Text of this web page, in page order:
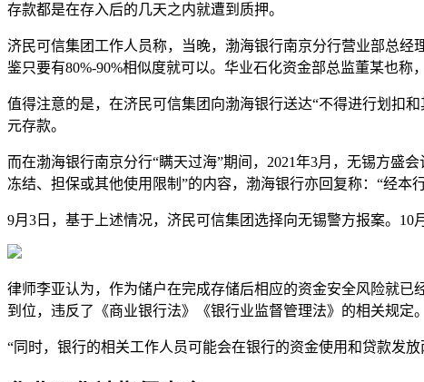
存款都是在存入后的几天之内就遭到质押。
济民可信集团工作人员称，当晚，渤海银行南京分行营业部总
鉴只要有80%-90%相似度就可以。华业石化资金部总监董某也
值得注意的是，在济民可信集团向渤海银行送达“不得进行划扣
元存款。
而在渤海银行南京分行“瞒天过海”期间，2021年3月，无锡方盛
冻结、担保或其他使用限制”的内容，渤海银行亦回复称：“经本
9月3日，基于上述情况，济民可信集团选择向无锡警方报案。
律师李亚认为，作为储户在完成存储后相应的资金安全风险就
到位，违反了《商业银行法》《银行业监督管理法》的相关规定
“同时，银行的相关工作人员可能会在银行的资金使用和贷款发